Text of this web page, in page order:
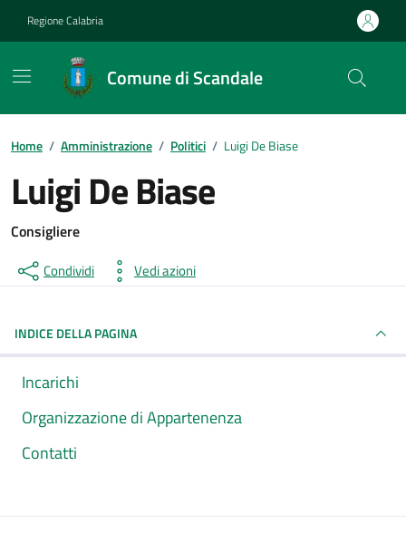
Regione Calabria
Comune di Scandale
Home / Amministrazione / Politici / Luigi De Biase
Luigi De Biase
Consigliere
Condividi Vedi azioni
INDICE DELLA PAGINA
Incarichi
Organizzazione di Appartenenza
Contatti